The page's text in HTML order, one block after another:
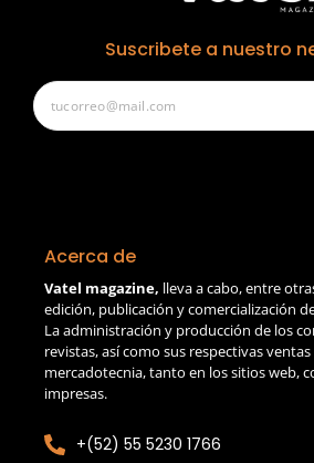
Suscribete a nuestro
Acerca de
Vatel magazine, lleva a cabo, entre
edición, publicación y comercialización
La administración y producción de los
revistas, así como sus respectivas
mercadotecnia, tanto en los sitios web,
impresas.
+(52) 55 5230 1766